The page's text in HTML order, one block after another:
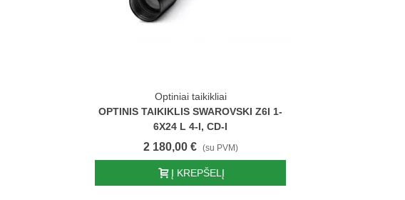
Optiniai taikikliai
OPTINIS TAIKIKLIS SWAROVSKI Z6I 1-
6X24 L 4-I, CD-I
2 180,00 € (su PVM)
Į KREPŠELĮ